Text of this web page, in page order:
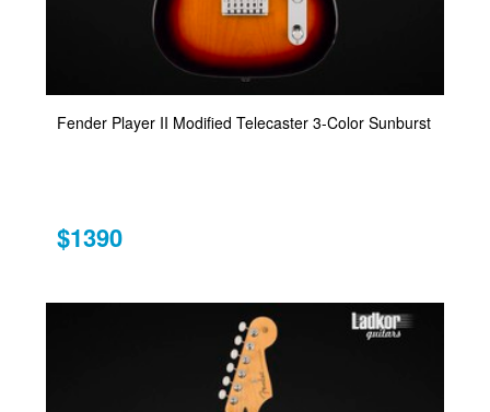
Fender Player II Modified Telecaster 3-Color Sunburst
$1390